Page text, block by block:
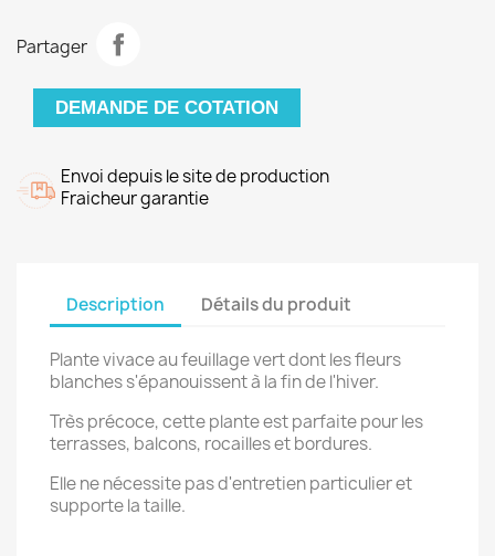
Partager
DEMANDE DE COTATION
Envoi depuis le site de production
Fraicheur garantie
Description Détails du produit
Plante vivace au feuillage vert dont les fleurs
blanches s'épanouissent à la fin de l'hiver.
Très précoce, cette plante est parfaite pour les
terrasses, balcons, rocailles et bordures.
Elle ne nécessite pas d'entretien particulier et
supporte la taille.